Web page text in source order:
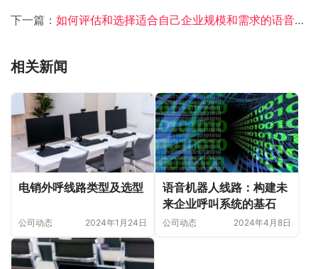
下一篇： 如何评估和选择适合自己企业规模和需求的语音中继服务提供商？
相关新闻
电销外呼线路类型及选型
公司动态 2024年1月24日
语音机器人线路：构建未
来企业呼叫系统的基石
公司动态 2024年4月8日